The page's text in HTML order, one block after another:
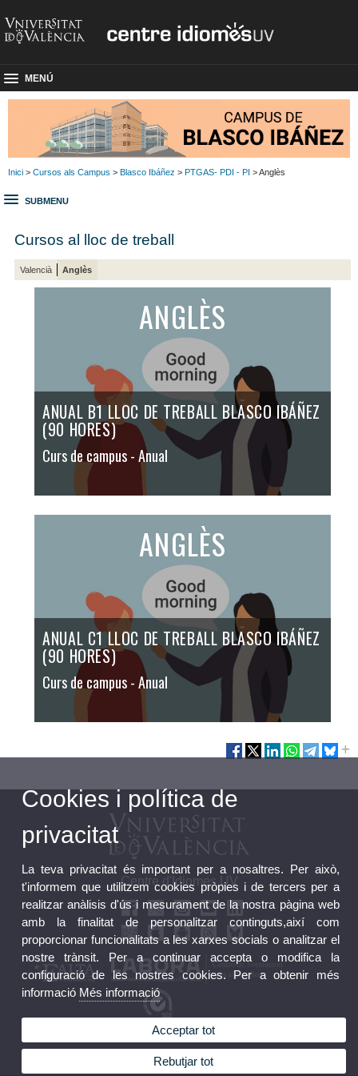
MENÚ
Inici > Cursos als Campus > Blasco Ibáñez > PTGAS- PDI - PI > Anglès
SUBMENU
Cursos al lloc de treball
Valencià Anglès
ANGLÈS
ANUAL B1 LLOC DE TREBALL BLASCO IBÁÑEZ
(90 HORES)
Curs de campus- Anual
ANGLÈS
ANUAL C1 LLOC DE TREBALL BLASCO IBÁÑEZ
(90 HORES)
Curs de campus- Anual
Centre d'Idiomes UV
Bústia FGUV
Perfil Contractant FGUV
Cookies i política de
privacitat
La teva privacitat és important per a nosaltres. Per això,
t'informem que utilitzem cookies pròpies i de tercers per a
realitzar anàlisis d'ús i mesurament de la nostra pàgina web
amb la finalitat de personalitzar continguts,així com
proporcionar funcionalitats a les xarxes socials o analitzar el
nostre trànsit. Per a continuar accepta o modifica la
configuració de les nostres cookies. Per a obtenir més
informació Més informació
Acceptar tot
Rebutjar tot